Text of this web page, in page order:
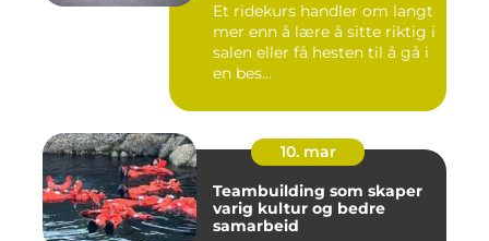
Et ridekurs handler om langt
mer enn å lære å sitte riktig i
salen eller få hesten til å gå i
en bes...
10. mar
Teambuilding som skaper
varig kultur og bedre
samarbeid